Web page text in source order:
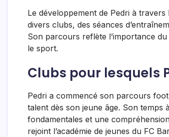
Le développement de Pedri à
divers clubs, des séances
Son parcours reflète l’importance
le sport.
Clubs pour lesquels
Pedri a commencé son parcours
talent dès son jeune âge. Son temps
fondamentales et une
rejoint l’académie de jeunes du FC